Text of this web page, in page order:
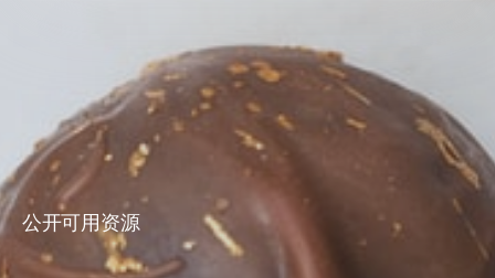
公开可用资源